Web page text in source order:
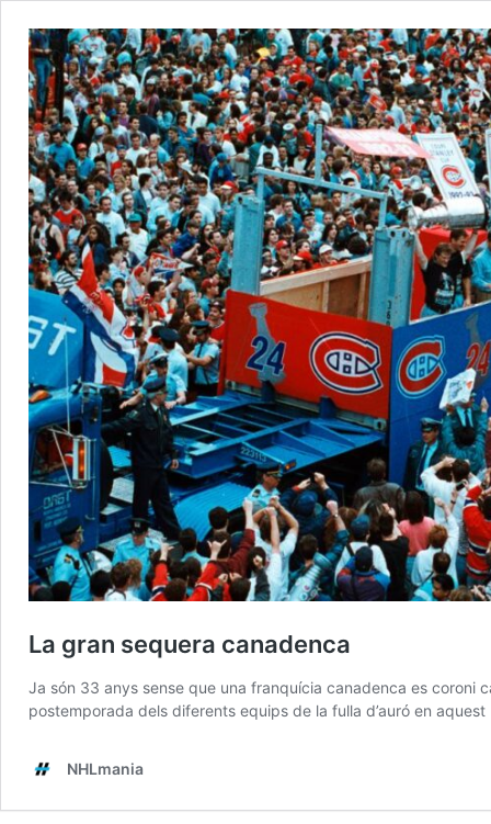
La gran sequera canadenca
Ja són 33 anys sense que una franquícia canadenca es coroni
postemporada dels diferents equips de la fulla d’auró en
NHLmania